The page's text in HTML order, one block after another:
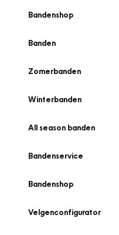
Bandenshop
Banden
Zomerbanden
Winterbanden
All season banden
Bandenservice
Bandenshop
Velgenconfigurator